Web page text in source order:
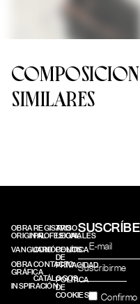
SIMILARES
OBRA
ORIGINAL
VANGUARD
OBRA
GRÁFICA
INSPIRACIÓN
REGISTRO
PROFESIONALES
CONÓCENOS
CONTACTO
CATÁLOGOS
AVISO
LEGAL
POLÍTICA
DE
PRIVACIDAD
POLÍTICA
DE
COOKIES